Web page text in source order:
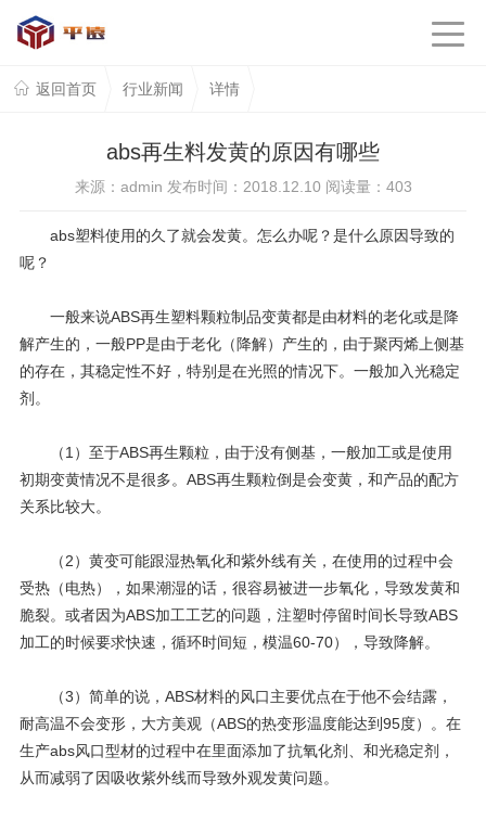
返回首页 行业新闻 详情
abs再生料发黄的原因有哪些
来源：admin 发布时间：2018.12.10 阅读量： 403
abs塑料使用的久了就会发黄。怎么办呢？是什么原因导致的
呢？
一般来说ABS再生塑料颗粒制品变黄都是由材料的老化或是降
解产生的，一般PP是由于老化（降解）产生的，由于聚丙烯上侧基
的存在，其稳定性不好，特别是在光照的情况下。一般加入光稳定
剂。
（1）至于ABS再生颗粒，由于没有侧基，一般加工或是使用
初期变黄情况不是很多。ABS再生颗粒倒是会变黄，和产品的配方
关系比较大。
（2）黄变可能跟湿热氧化和紫外线有关，在使用的过程中会
受热（电热），如果潮湿的话，很容易被进一步氧化，导致发黄和
脆裂。或者因为ABS加工工艺的问题，注塑时停留时间长导致ABS
加工的时候要求快速，循环时间短，模温60-70），导致降解。
（3）简单的说，ABS材料的风口主要优点在于他不会结露，
耐高温不会变形，大方美观（ABS的热变形温度能达到95度）。在
生产abs风口型材的过程中在里面添加了抗氧化剂、和光稳定剂，
从而减弱了因吸收紫外线而导致外观发黄问题。